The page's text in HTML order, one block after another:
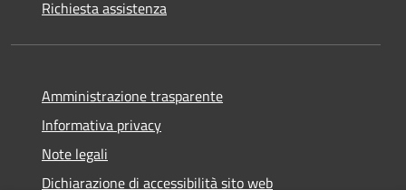
Richiesta assistenza
Amministrazione trasparente
Informativa privacy
Note legali
Dichiarazione di accessibilità sito web